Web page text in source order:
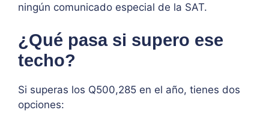
ningún comunicado especial de la SAT.
¿Qué pasa si supero ese
techo?
Si superas los Q500,285 en el año, tienes dos
opciones: